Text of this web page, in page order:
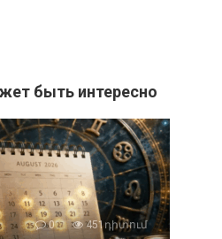
быть интересно
0 451դիտում